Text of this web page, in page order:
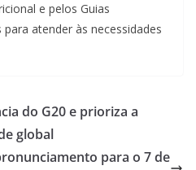
e pelos Guias
atender às necessidades
do G20 e prioriza a
global
para o 7 de